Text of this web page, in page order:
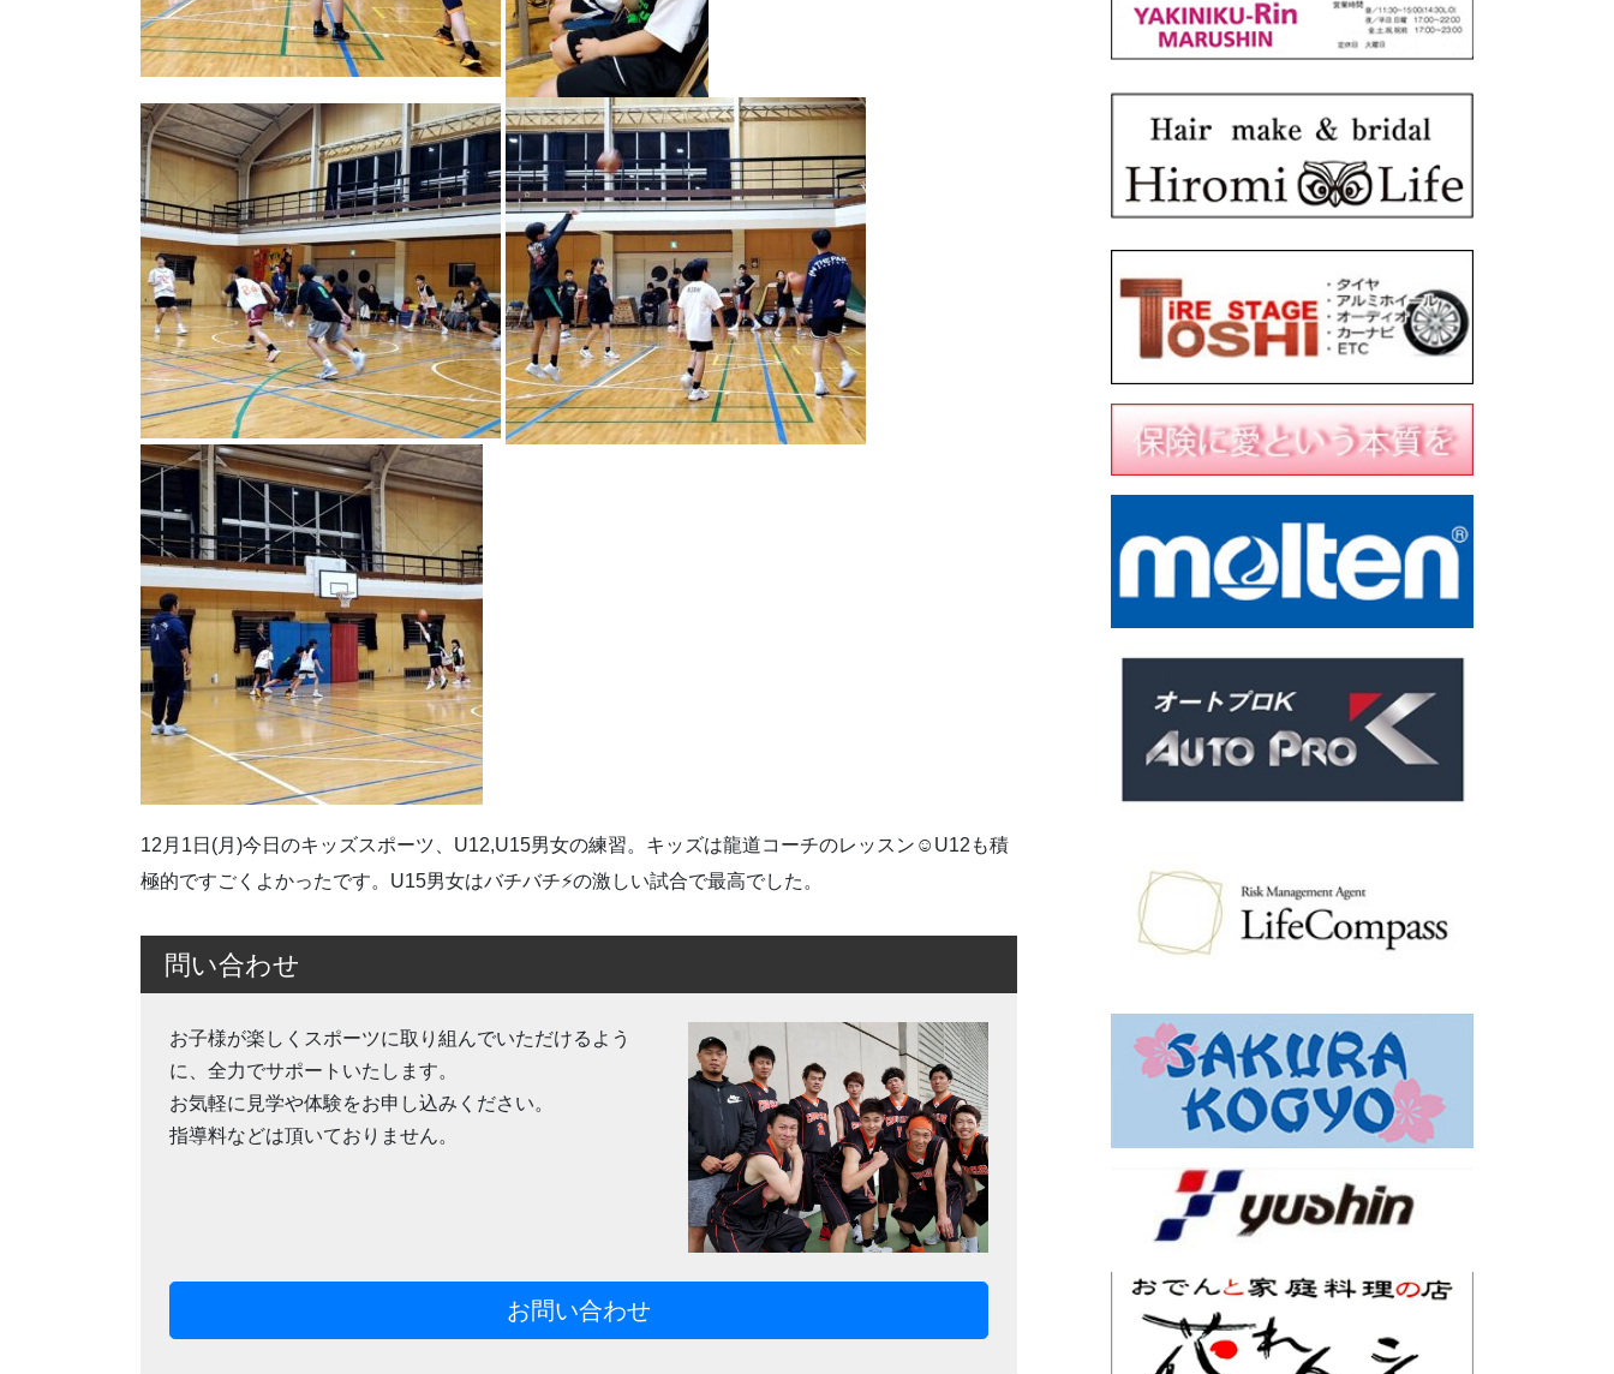
12月1日(月)今日のキッズスポーツ、U12,U15男女の練習。キッズは龍道コーチのレッスン☺U12も積
極的ですごくよかったです。U15男女はバチバチ⚡の激しい試合で最高でした。
問い合わせ
お子様が楽しくスポーツに取り組んでいただけるよう
に、全力でサポートいたします。
お気軽に見学や体験をお申し込みください。
指導料などは頂いておりません。
お問い合わせ